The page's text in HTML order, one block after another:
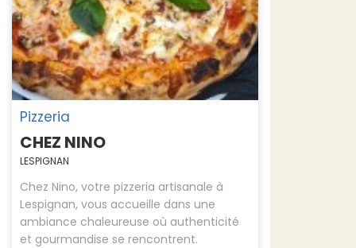
Pizzeria
CHEZ NINO
LESPIGNAN
Chez Nino, votre pizzeria artisanale à
Lespignan, vous accueille dans une
ambiance chaleureuse où authenticité
et gourmandise se rencontrent.